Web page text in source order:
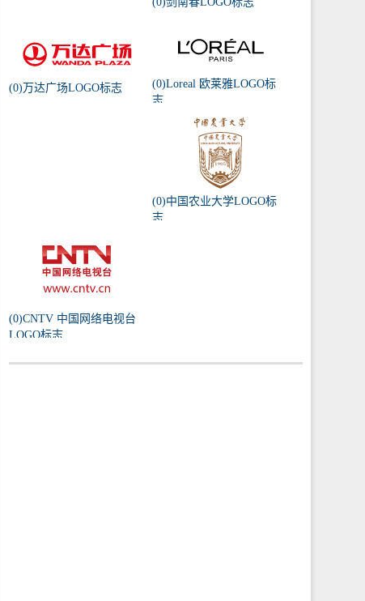
(0)万达广场LOGO标志
(0)Loreal 欧莱雅LOGO标
志
(0)中国农业大学LOGO标
志
(0)CNTV 中国网络电视台
LOGO标志